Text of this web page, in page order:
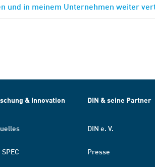
und in meinem Unternehmen weiter
& Innovation
SPEC
DIN & seine Partner
DIN e. V.
Presse